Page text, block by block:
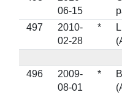
06-15
497
2010-
02-28
*
496
2009-
08-01
*